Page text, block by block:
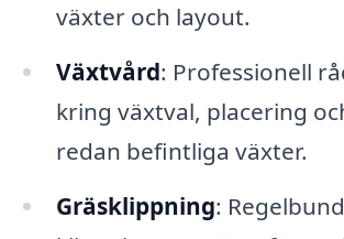
växter och layout.
Växtvård: Professionell
kring växtval, placering
redan befintliga växter.
Gräsklippning: